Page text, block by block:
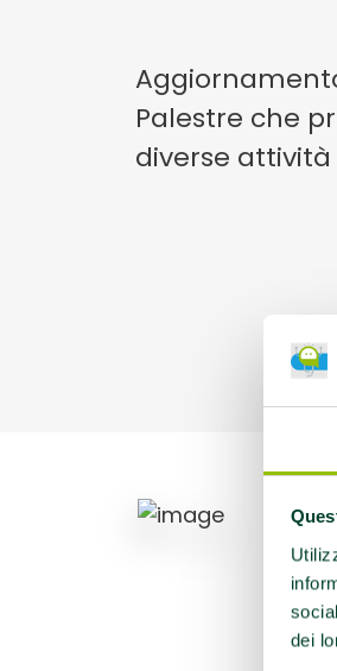
dei
Palestre che
diverse attività